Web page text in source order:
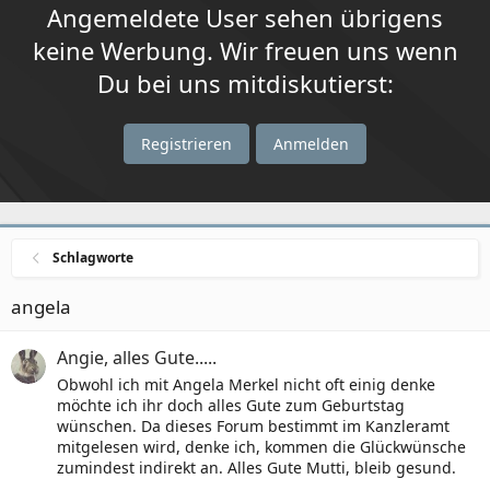
Angemeldete User sehen übrigens
keine Werbung. Wir freuen uns wenn
Du bei uns mitdiskutierst:
Registrieren Anmelden
Schlagworte
angela
Angie, alles Gute.....
Obwohl ich mit Angela Merkel nicht oft einig denke
möchte ich ihr doch alles Gute zum Geburtstag
wünschen. Da dieses Forum bestimmt im Kanzleramt
mitgelesen wird, denke ich, kommen die Glückwünsche
zumindest indirekt an. Alles Gute Mutti, bleib gesund.